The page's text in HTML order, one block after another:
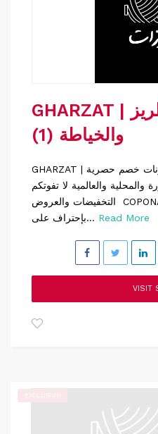
GHARZAT | غرزات للتطريز
والخياطة (1)
GHARZAT | غرزات للتطريز والخياطة كوبونات خصم حصرية
والمحلية والعالمية لا تفوتكم
التخفيضات والعروض COPONAT وإغتنموا الفرص وتسّوق
بإحتراف على... Read More
VISIT